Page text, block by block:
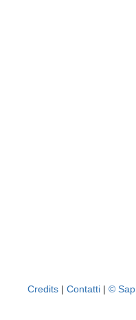
Credits | Contatti | ©